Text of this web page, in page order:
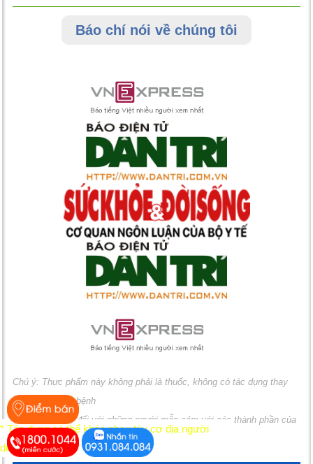
Báo chí nói về chúng tôi
Chú ý: Thực phẩm này không phải là thuốc, không có tác dụng thay
thế thuốc chữa bệnh
Không sử dụng đối với những người mẫn cảm với các thành phần của
sản phẩm
* Tác dụng có thể khác nhau tùy cơ địa người
dùng